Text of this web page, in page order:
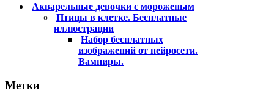
Акварельные девочки с мороженым
Птицы в клетке. Бесплатные
иллюстрации
Набор бесплатных
изображений от нейросети.
Вампиры.
Метки